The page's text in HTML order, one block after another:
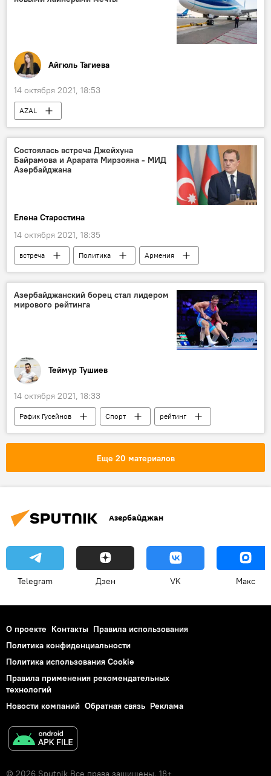
Айгюль Тагиева
14 октября 2021, 18:53
AZAL
ЗАО "Азербайджанские Авиалинии" (AZAL)
Лайнер
Состоялась встреча Джейхуна
Байрамова и Арарата Мирзояна - МИД
Азербайджана
Елена Старостина
14 октября 2021, 18:35
встреча Политика
Армения
Минск
Министерство иностранных дел АР
Джейхун Байрамов
Азербайджан
Азербайджанский борец стал лидером
мирового рейтинга
Теймур Тушиев
14 октября 2021, 18:33
Рафик Гусейнов Спорт
рейтинг
борец
Еще 20 материалов
Азербайджан
Telegram Дзен VK Макс
О проекте Контакты Правила использования
Политика конфиденциальности
Политика использования Cookie
Правила применения рекомендательных
технологий
Новости компаний Обратная связь Реклама
© 2026 Sputnik Все права защищены. 18+